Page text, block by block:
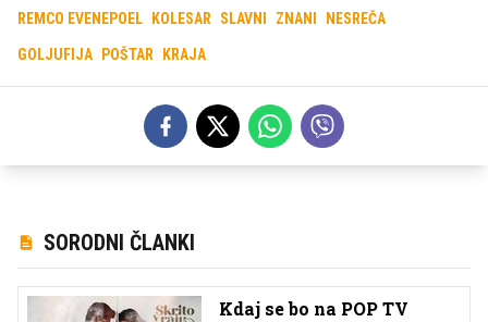
REMCO EVENEPOEL KOLESAR SLAVNI ZNANI NESREČA
GOLJUFIJA POŠTAR KRAJA
SORODNI ČLANKI
Kdaj se bo na POP TV